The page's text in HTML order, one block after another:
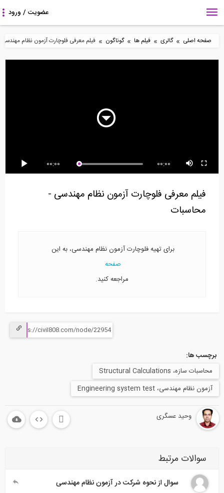
صفحه اصلی » گالری » فیلم ها » گوناگون » فیلم معرفی فلوچارت آزمون نظام
تعریف ساختمان انبار در
Tekla Structures...
7:32
106:20
3:03
00:00 00:00
فیلم معرفی فلوچارت آزمون نظام مهندسی -
محاسبات
برای تهیه فلوچارت آزمون نظام مهندسی، به این
صفحه
مراجعه کنید.
برچسب ها:
محاسبات سازه، Structural Calculations
آزمون نظام مهندسی، Engineering system test
وحید عسگری
سوالات مرتبط
سوال از نحوه شرکت در آزمون نظام مهندسی